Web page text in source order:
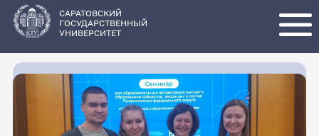
основному
содержанию
САРАТОВСКИЙ
ГОСУДАРСТВЕННЫЙ
УНИВЕРСИТЕТ